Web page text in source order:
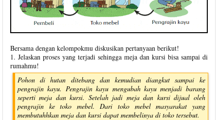
Bersama dengan kelompokmu diskusikan pertanyaan berikut!
1. Jelaskan proses yang terjadi sehingga meja dan kursi bisa sampai di
rumahmu!
Pohon di hutan ditebang dan kemudian diangkut sampai ke
pengrajin kayu. Pengrajin kayu mengubah kayu menjadi barang
seperti meja dan kursi. Setelah jadi meja dan kursi dijual oleh
pengrajin ke toko mebel. Dari toko mebel masyarakat yang
membutuhhkan meja dan kursi dapat membelinya di toko tersebut.